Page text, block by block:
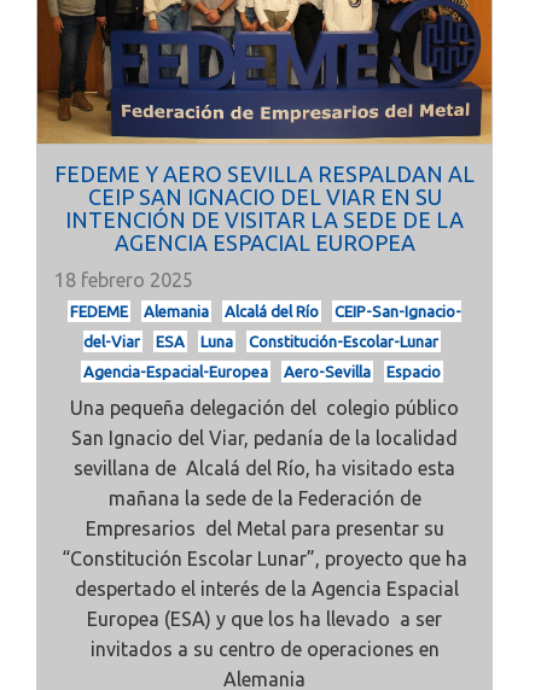
FEDEME Y AERO SEVILLA RESPALDAN AL
CEIP SAN IGNACIO DEL VIAR EN SU
INTENCIÓN DE VISITAR LA SEDE DE LA
AGENCIA ESPACIAL EUROPEA
18 febrero 2025
FEDEME Alemania Alcalá del Río
CEIP-San-Ignacio-
del-Viar
ESA Luna
Constitución-Escolar-Lunar
Agencia-Espacial-Europea
Aero-Sevilla Espacio
Una pequeña delegación del colegio público
San Ignacio del Viar, pedanía de la localidad
sevillana de Alcalá del Río, ha visitado esta
mañana la sede de la Federación de
Empresarios del Metal para presentar su
“Constitución Escolar Lunar”, proyecto que ha
despertado el interés de la Agencia Espacial
Europea (ESA) y que los ha llevado a ser
invitados a su centro de operaciones en
Alemania